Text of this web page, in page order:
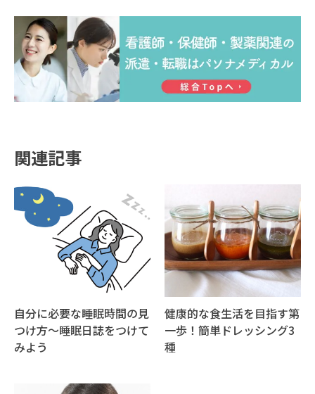
関連記事
自分に必要な睡眠時間の見
つけ方～睡眠日誌をつけて
みよう
健康的な食生活を目指す第
一歩！簡単ドレッシング3
種